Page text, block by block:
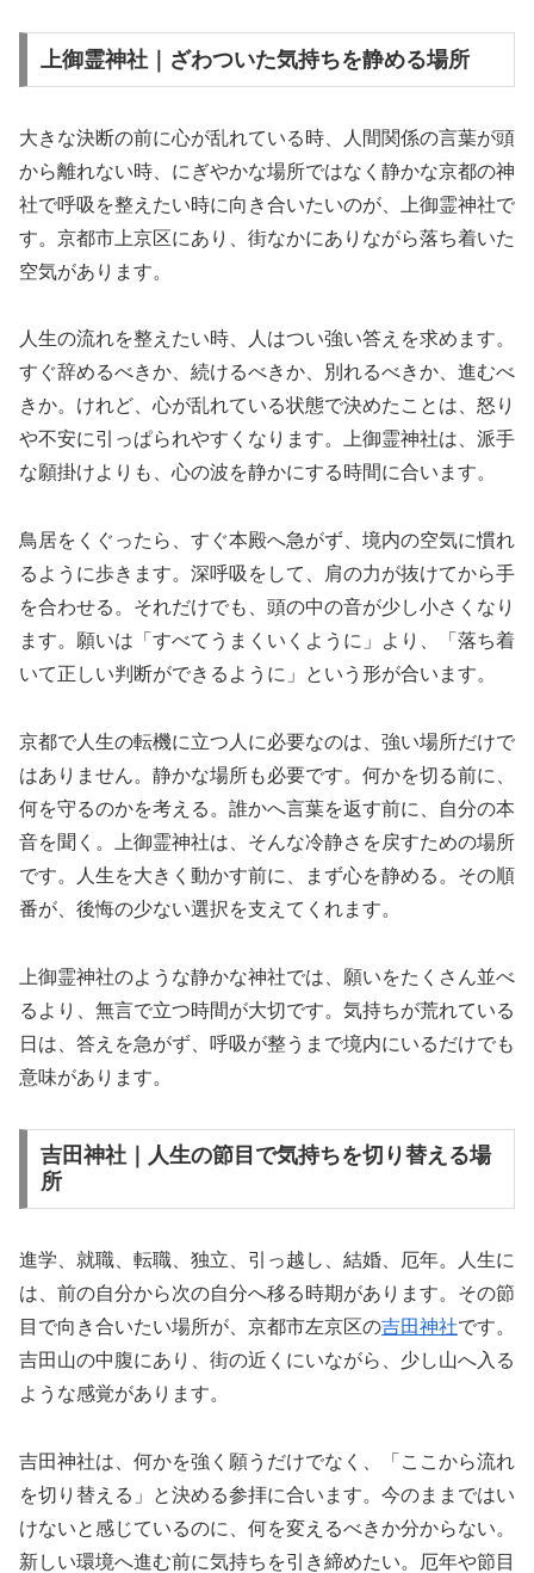
上御霊神社｜ざわついた気持ちを静める場所
大きな決断の前に心が乱れている時、人間関係の言葉が頭
から離れない時、にぎやかな場所ではなく静かな京都の神
社で呼吸を整えたい時に向き合いたいのが、上御霊神社で
す。京都市上京区にあり、街なかにありながら落ち着いた
空気があります。
人生の流れを整えたい時、人はつい強い答えを求めます。
すぐ辞めるべきか、続けるべきか、別れるべきか、進むべ
きか。けれど、心が乱れている状態で決めたことは、怒り
や不安に引っぱられやすくなります。上御霊神社は、派手
な願掛けよりも、心の波を静かにする時間に合います。
鳥居をくぐったら、すぐ本殿へ急がず、境内の空気に慣れ
るように歩きます。深呼吸をして、肩の力が抜けてから手
を合わせる。それだけでも、頭の中の音が少し小さくなり
ます。願いは「すべてうまくいくように」より、「落ち着
いて正しい判断ができるように」という形が合います。
京都で人生の転機に立つ人に必要なのは、強い場所だけで
はありません。静かな場所も必要です。何かを切る前に、
何を守るのかを考える。誰かへ言葉を返す前に、自分の本
音を聞く。上御霊神社は、そんな冷静さを戻すための場所
です。人生を大きく動かす前に、まず心を静める。その順
番が、後悔の少ない選択を支えてくれます。
上御霊神社のような静かな神社では、願いをたくさん並べ
るより、無言で立つ時間が大切です。気持ちが荒れている
日は、答えを急がず、呼吸が整うまで境内にいるだけでも
意味があります。
吉田神社｜人生の節目で気持ちを切り替える場
所
進学、就職、転職、独立、引っ越し、結婚、厄年。人生に
は、前の自分から次の自分へ移る時期があります。その節
目で向き合いたい場所が、京都市左京区の吉田神社です。
吉田山の中腹にあり、街の近くにいながら、少し山へ入る
ような感覚があります。
吉田神社は、何かを強く願うだけでなく、「ここから流れ
を切り替える」と決める参拝に合います。今のままではい
けないと感じているのに、何を変えるべきか分からない。
新しい環境へ進む前に気持ちを引き締めたい。厄年や節目